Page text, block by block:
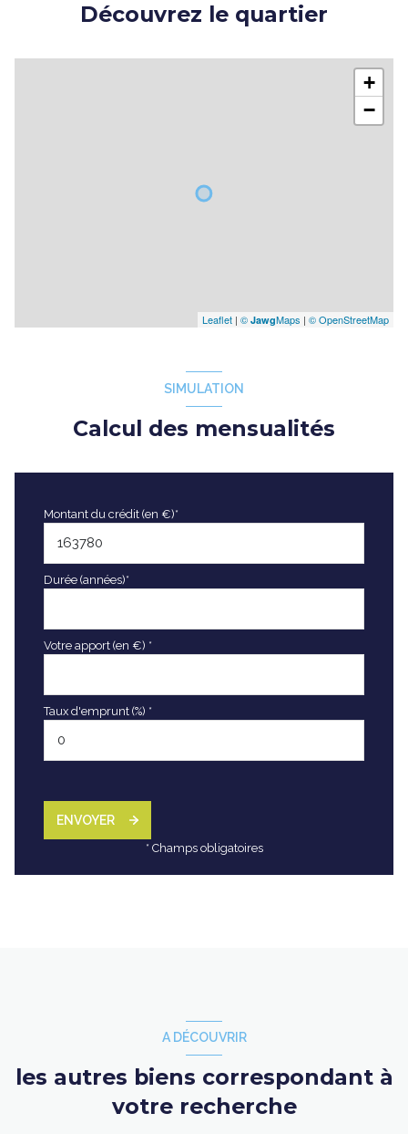
Découvrez le quartier
+
−
Leaflet | © JawgMaps | © OpenStreetMap
SIMULATION
Calcul des mensualités
Montant du crédit (en €)*
Durée (années)*
Votre apport (en €) *
Taux d'emprunt (%) *
ENVOYER
* Champs obligatoires
A DÉCOUVRIR
les autres biens correspondant à
votre recherche